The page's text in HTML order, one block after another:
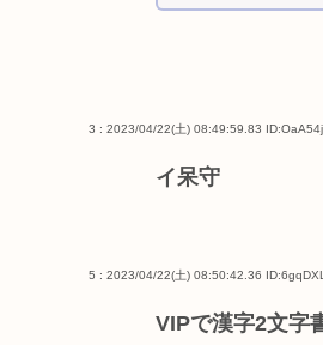
3 : 2023/04/22(土) 08:49:59.83
イ呆守
5 : 2023/04/22(土) 08:50:42.36
VIPで漢字2文字